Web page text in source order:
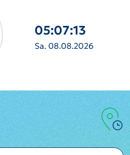
05:07:14
Sa. 08.08.2026